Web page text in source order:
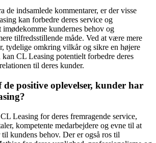
de indsamlede kommentarer, er der visse
kan forbedre deres service og
kundernes behov og
tilfredsstillende måde. Ved at være mere
tydelige omkring vilkår og sikre en højere
kan CL Leasing potentielt forbedre deres
til deres kunder.
positive oplevelser, kunder har
Leasing for deres fremragende service,
kompetente medarbejdere og evne til at
kundens behov. Der er også ros til